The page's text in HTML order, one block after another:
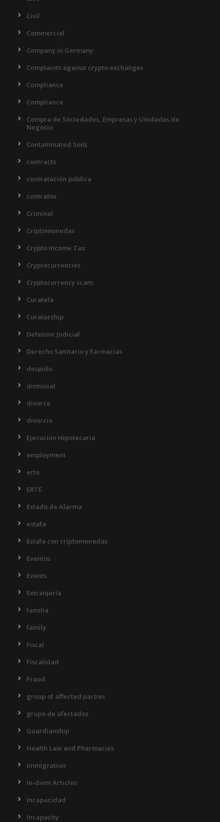
Civil
Commercial
Company in Germany
Complaints against crypto exchanges
Compliance
Compliance
Compra de Sociedades, Empresas y Unidades de
Negocio
Contaminated Soils
contracts
contratación pública
contratos
Criminal
Criptomonedas
Crypto Income Tax
Cryptocurrencies
Cryptocurrency scam
Curatela
Curatorship
Defensor Judicial
Derecho Sanitario y Farmacias
despido
dismissal
divorce
divorcio
Ejecución Hipotecaria
employment
erte
ERTE
Estado de Alarma
estafa
Estafa con criptomonedas
Eventos
Events
Extranjería
familia
family
Fiscal
Fiscalidad
Fraud
group of affected parties
grupo de afectados
Guardianship
Health Law and Pharmacies
Immigration
In-diem Articles
Incapacidad
Incapacity